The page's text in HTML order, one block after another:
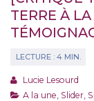
TERRE À
Lucie Lesourd
A la une Slider